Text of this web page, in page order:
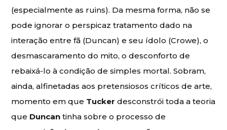
(especialmente as ruins). Da mesma forma, não se
pode ignorar o perspicaz tratamento dado na
interação entre fã (Duncan) e seu ídolo (Crowe), o
desmascaramento do mito, o desconforto de
rebaixá-lo à condição de simples mortal. Sobram,
ainda, alfinetadas aos pretensiosos críticos de arte,
momento em que Tucker desconstrói toda a teoria
que Duncan tinha sobre o processo de